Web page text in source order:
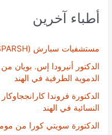
أطباء آخرين
مستشفيات سبارش (SPARSH) في مدينة بنجالور
الدكتور أنيرودا إس. بويان
الدموية الطرفية في الهند
الدكتورة فروندا
النسائية في الهند
الدكتورة سويتي كورا من